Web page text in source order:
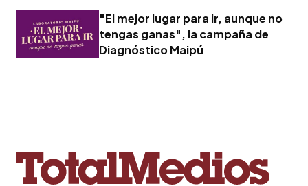
"El mejor lugar para ir, aunque no
tengas ganas", la campaña de
Diagnóstico Maipú